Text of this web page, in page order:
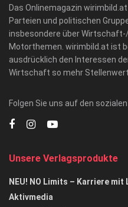
Das Onlinemagazin
Parteien und politischen
insbesondere über
Motorthemen. wirimbild.at ist
ausdrücklich den Interessen
Wirtschaft so mehr
Folgen Sie uns auf den
Unsere Verlagsprodukte
NEU! NO Limits – Karriere mit
Aktivmedia